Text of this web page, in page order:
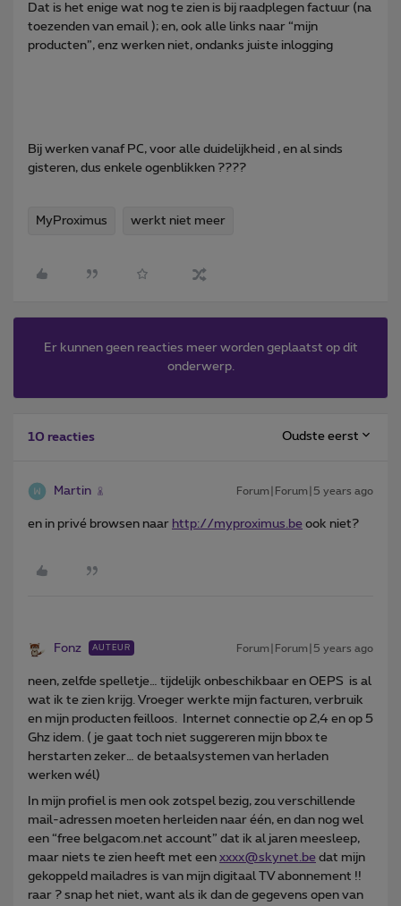
Dat is het enige wat nog te zien is bij raadplegen factuur (na
toezenden van email ); en, ook alle links naar “mijn
producten”, enz werken niet, ondanks juiste inlogging
Bij werken vanaf PC, voor alle duidelijkheid , en al sinds
gisteren, dus enkele ogenblikken ????
MyProximus werkt niet meer
Er kunnen geen reacties meer worden geplaatst op dit
onderwerp.
10 reacties Oudste eerst
Martin Forum|Forum|5 years ago
en in privé browsen naar http://myproximus.be ook niet?
Fonz AUTEUR Forum|Forum|5 years ago
neen, zelfde spelletje… tijdelijk onbeschikbaar en OEPS is al
wat ik te zien krijg. Vroeger werkte mijn facturen, verbruik
en mijn producten feilloos. Internet connectie op 2,4 en op 5
Ghz idem. ( je gaat toch niet suggereren mijn bbox te
herstarten zeker… de betaalsystemen van herladen
werken wél)
In mijn profiel is men ook zotspel bezig, zou verschillende
mail-adressen moeten herleiden naar één, en dan nog wel
een “free belgacom.net account” dat ik al jaren meesleep,
maar niets te zien heeft met een xxxx@skynet.be dat mijn
gekoppeld mailadres is van mijn digitaal TV abonnement !!
raar ? snap het niet, want als ik dan de gegevens open van